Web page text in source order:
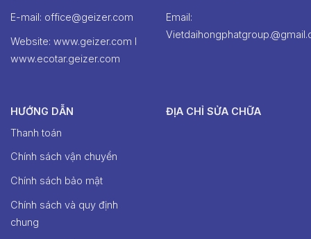
E-mail: office@geizer.com
Website: www.geizer.com I
www.ecotar.geizer.com
Email:
HƯỚNG DẪN
Thanh toán
Chính sách vận chuyển
Chính sách bảo mật
Chính sách và quy định
chung
ĐỊA CHỈ SỬA CHỮA